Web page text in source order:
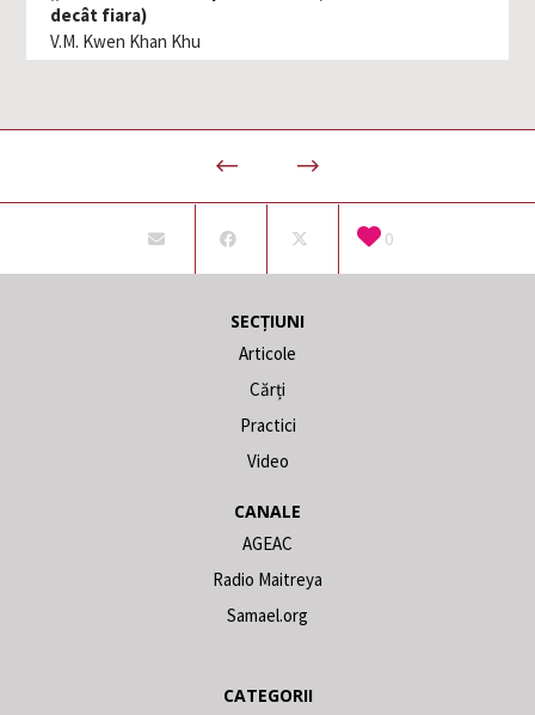
decât fiara)
V.M. Kwen Khan Khu
0
SECȚIUNI
Articole
Cărți
Practici
Video
CANALE
AGEAC
Radio Maitreya
Samael.org
CATEGORII